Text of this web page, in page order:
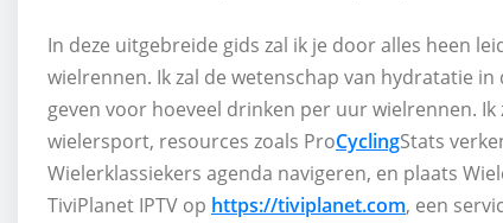
In deze uitgebreide gids zal ik je door alles heen
wielrennen. Ik zal de wetenschap van hydratatie
geven voor hoeveel drinken per uur wielrennen.
wielersport, resources zoals ProCyclingStats
Wielerklassiekers agenda navigeren, en plaats
TiviPlanet IPTV op https://tiviplanet.com, een